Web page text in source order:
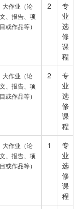
大作业（论
文、报告、项
目或作品等）
2
专
业
选
修
课
程
大作业（论
文、报告、项
目或作品等）
2
专
业
选
修
课
程
大作业（论
文、报告、项
目或作品等）
1
专
业
选
修
课
程